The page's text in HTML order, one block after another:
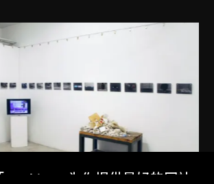
Cookies」为你提供最好的网站